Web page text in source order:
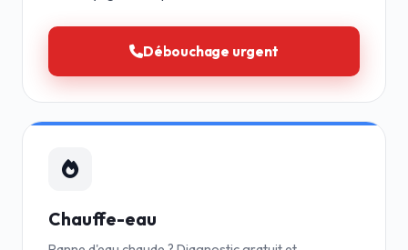
Débouchage urgent
Chauffe-eau